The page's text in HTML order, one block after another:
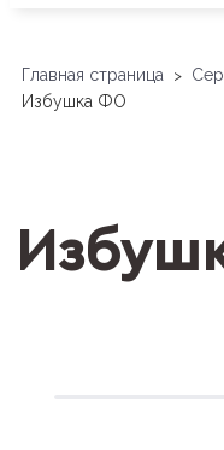
Главная страница >
Избушка ФО